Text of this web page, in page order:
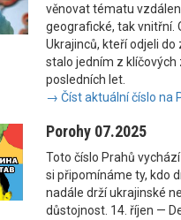
věnovat tématu
geografické, tak vnitřní.
Ukrajinců, kteří odjeli do
stalo jedním z klíčových
posledních let.
→ Číst aktuální číslo na
Porohy 07.2025
Toto číslo Prahů
si připomínáme ty, kdo
nadále drží ukrajinské
důstojnost. 14. říjen —